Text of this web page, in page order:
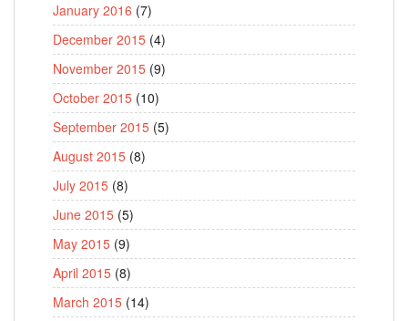
January 2016 (7)
December 2015 (4)
November 2015 (9)
October 2015 (10)
September 2015 (5)
August 2015 (8)
July 2015 (8)
June 2015 (5)
May 2015 (9)
April 2015 (8)
March 2015 (14)